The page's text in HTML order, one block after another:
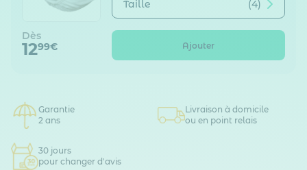
Taille (4)
Dès
1299€ Ajouter
Garantie
2 ans
Livraison à domicile
ou en point relais
30 jours
pour changer d'avis